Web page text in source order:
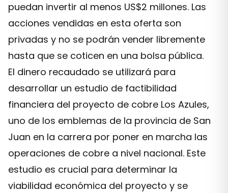
puedan invertir al menos US$2 millones. Las
acciones vendidas en esta oferta son
privadas y no se podrán vender libremente
hasta que se coticen en una bolsa pública.
El dinero recaudado se utilizará para
desarrollar un estudio de factibilidad
financiera del proyecto de cobre Los Azules,
uno de los emblemas de la provincia de San
Juan en la carrera por poner en marcha las
operaciones de cobre a nivel nacional. Este
estudio es crucial para determinar la
viabilidad económica del proyecto y se